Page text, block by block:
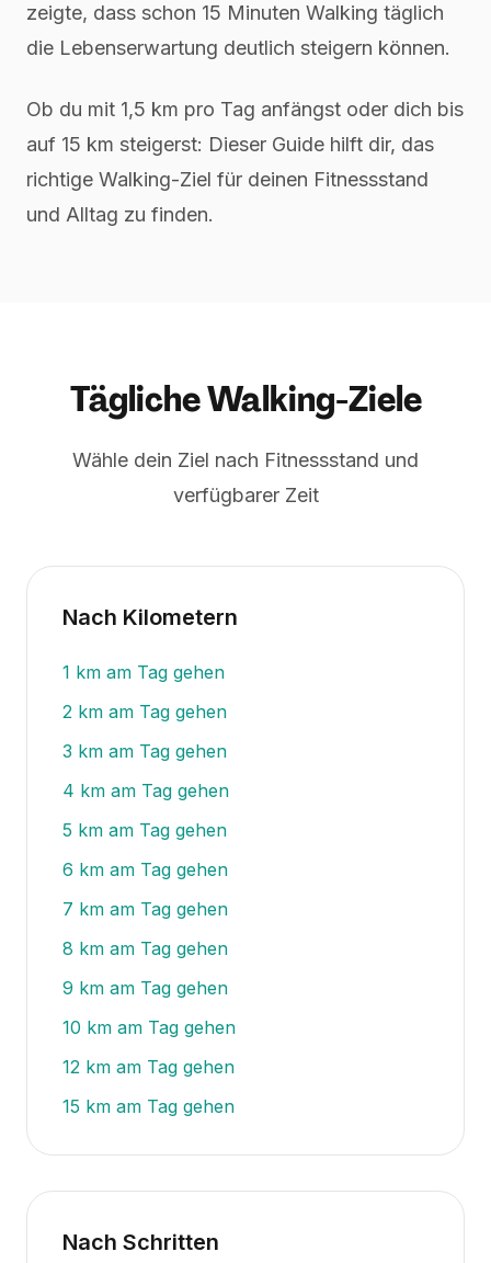
zeigte, dass schon 15 Minuten Walking täglich
die Lebenserwartung deutlich steigern können.
Ob du mit 1,5 km pro Tag anfängst oder dich bis
auf 15 km steigerst: Dieser Guide hilft dir, das
richtige Walking-Ziel für deinen Fitnessstand
und Alltag zu finden.
Tägliche Walking-Ziele
Wähle dein Ziel nach Fitnessstand und
verfügbarer Zeit
Nach Kilometern
1 km am Tag gehen
2 km am Tag gehen
3 km am Tag gehen
4 km am Tag gehen
5 km am Tag gehen
6 km am Tag gehen
7 km am Tag gehen
8 km am Tag gehen
9 km am Tag gehen
10 km am Tag gehen
12 km am Tag gehen
15 km am Tag gehen
Nach Schritten